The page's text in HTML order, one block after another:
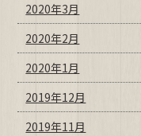
2020年3月
2020年2月
2020年1月
2019年12月
2019年11月